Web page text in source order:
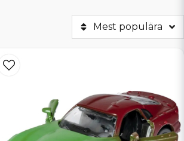
Mest populära